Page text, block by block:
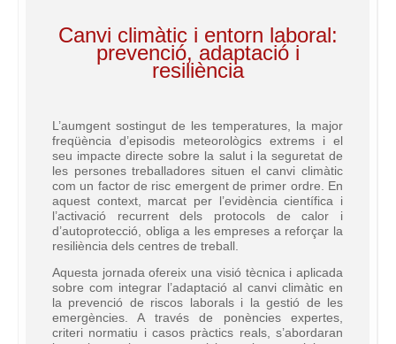
Canvi climàtic i entorn laboral:
prevenció, adaptació i
resiliència
L’aumgent sostingut de les temperatures, la major
freqüència d’episodis meteorològics extrems i el
seu impacte directe sobre la salut i la seguretat de
les persones treballadores situen el canvi climàtic
com un factor de risc emergent de primer ordre. En
aquest context, marcat per l’evidència científica i
l’activació recurrent dels protocols de calor i
d’autoprotecció, obliga a les empreses a reforçar la
resiliència dels centres de treball.
Aquesta jornada ofereix una visió tècnica i aplicada
sobre com integrar l’adaptació al canvi climàtic en
la prevenció de riscos laborals i la gestió de les
emergències. A través de ponències expertes,
criteri normatiu i casos pràctics reals, s’abordaran